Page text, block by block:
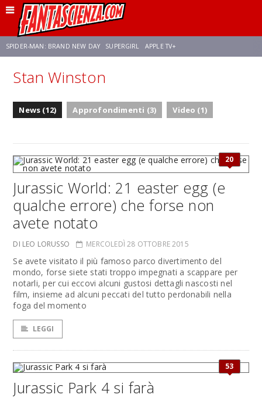
SPIDER-MAN: BRAND NEW DAY SUPERGIRL APPLE TV+
FRANCO RICCIARDIELLO ZENDAYA
Stan Winston
News (12) Approfondimenti (3) Video (1)
20
Jurassic World: 21 easter egg (e
qualche errore) che forse non
avete notato
DI LEO LORUSSO MERCOLEDÌ 28 OTTOBRE 2015
Se avete visitato il più famoso parco divertimento del
mondo, forse siete stati troppo impegnati a scappare per
notarli, per cui eccovi alcuni gustosi dettagli nascosti nel
film, insieme ad alcuni peccati del tutto perdonabili nella
foga del momento
LEGGI
53
Jurassic Park 4 si farà